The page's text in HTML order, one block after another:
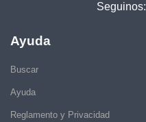
Seguinos:
Ayuda
Buscar
Ayuda
Reglamento y Privacidad